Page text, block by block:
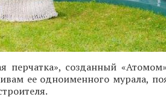
перчатка», созданный
ее одноименного мурала,